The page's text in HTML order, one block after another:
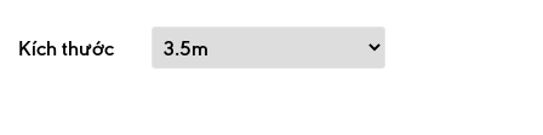
Kích thước